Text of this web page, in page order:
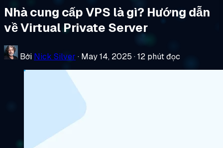
Nhà cung cấp VPS là gì? Hướng dẫn
về Virtual Private Server
Bởi Nick Silver · May 14, 2025 ·12 phút đọc